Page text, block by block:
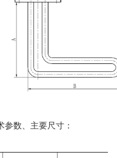
数、主要尺寸：